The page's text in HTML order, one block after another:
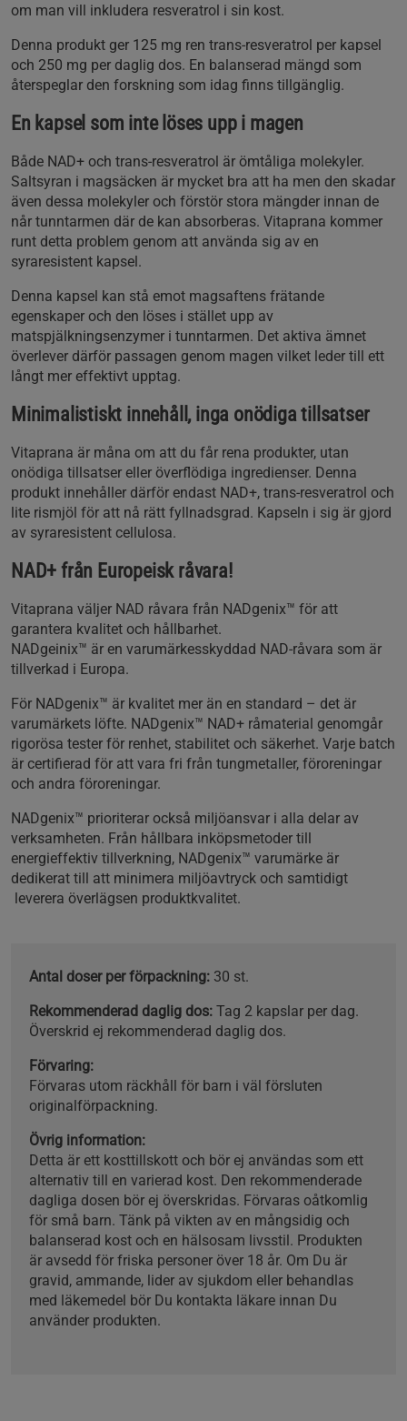
om man vill inkludera resveratrol i sin kost.
Denna produkt ger 125 mg ren trans-resveratrol per kapsel
och 250 mg per daglig dos. En balanserad mängd som
återspeglar den forskning som idag finns tillgänglig.
En kapsel som inte löses upp i magen
Både NAD+ och trans-resveratrol är ömtåliga molekyler.
Saltsyran i magsäcken är mycket bra att ha men den skadar
även dessa molekyler och förstör stora mängder innan de
når tunntarmen där de kan absorberas. Vitaprana kommer
runt detta problem genom att använda sig av en
syraresistent kapsel.
Denna kapsel kan stå emot magsaftens frätande
egenskaper och den löses i stället upp av
matspjälkningsenzymer i tunntarmen. Det aktiva ämnet
överlever därför passagen genom magen vilket leder till ett
långt mer effektivt upptag.
Minimalistiskt innehåll, inga onödiga tillsatser
Vitaprana är måna om att du får rena produkter, utan
onödiga tillsatser eller överflödiga ingredienser. Denna
produkt innehåller därför endast NAD+, trans-resveratrol och
lite rismjöl för att nå rätt fyllnadsgrad. Kapseln i sig är gjord
av syraresistent cellulosa.
NAD+ från Europeisk råvara!
Vitaprana väljer NAD råvara från NADgenix™ för att
garantera kvalitet och hållbarhet.
NADgeinix™ är en varumärkesskyddad NAD-råvara som är
tillverkad i Europa.
För NADgenix™ är kvalitet mer än en standard – det är
varumärkets löfte. NADgenix™ NAD+ råmaterial genomgår
rigorösa tester för renhet, stabilitet och säkerhet. Varje batch
är certifierad för att vara fri från tungmetaller, föroreningar
och andra föroreningar.
NADgenix™ prioriterar också miljöansvar i alla delar av
verksamheten. Från hållbara inköpsmetoder till
energieffektiv tillverkning, NADgenix™ varumärke är
dedikerat till att minimera miljöavtryck och samtidigt
leverera överlägsen produktkvalitet.
Antal doser per förpackning: 30 st.
Rekommenderad daglig dos: Tag 2 kapslar per dag.
Överskrid ej rekommenderad daglig dos.
Förvaring:
Förvaras utom räckhåll för barn i väl försluten
originalförpackning.
Övrig information:
Detta är ett kosttillskott och bör ej användas som ett
alternativ till en varierad kost. Den rekommenderade
dagliga dosen bör ej överskridas. Förvaras oåtkomlig
för små barn. Tänk på vikten av en mångsidig och
balanserad kost och en hälsosam livsstil. Produkten
är avsedd för friska personer över 18 år. Om Du är
gravid, ammande, lider av sjukdom eller behandlas
med läkemedel bör Du kontakta läkare innan Du
använder produkten.